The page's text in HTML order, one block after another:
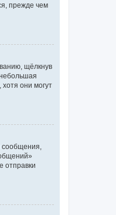
прежде чем
щёлкнув
они могут
отправки